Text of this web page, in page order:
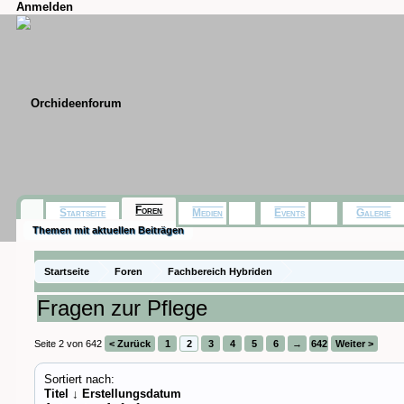
Anmelden
Startseite Foren Fachbereich Hybriden
Fragen zur Pflege
Seite 2 von 642 < Zurück 1 2 3 4 5 6 → 642 Weiter >
Sortiert nach:
Titel ↓ Erstellungsdatum
Startseite Foren
Themen mit aktuellen Beiträgen
Medien Events Galerie